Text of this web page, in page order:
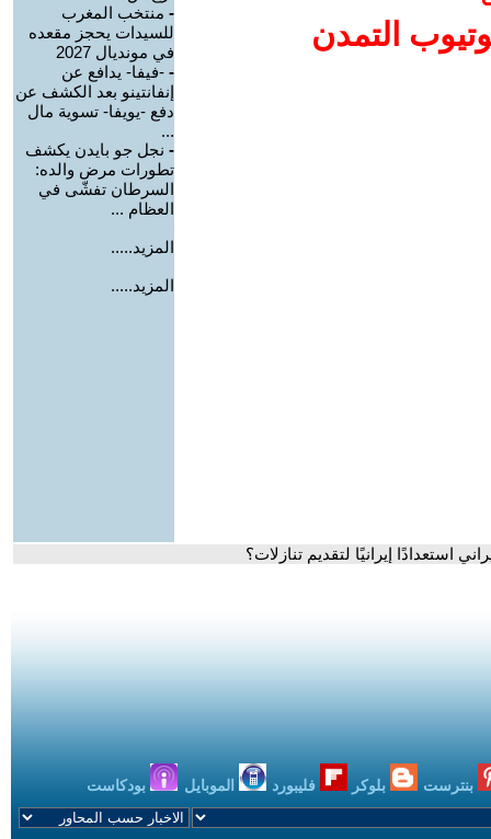
التمدن
- منتخب المغرب
للسيدات يحجز مقعده
في مونديال 2027
- -فيفا- يدافع عن
إنفانتينو بعد الكشف عن
دفع -يويفا- تسوية مال
...
- نجل جو بايدن يكشف
تطورات مرض والده:
السرطان تفشّى في
العظام ...
المزيد.....
المزيد.....
إيرانيًا لتقديم تنازلات؟
بنترست بلوكر فليبورد الموبايل بودكاست